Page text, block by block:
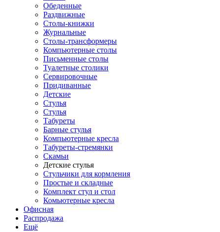
Обеденные
Раздвижные
Столы-книжки
Журнальные
Столы-трансформеры
Компьютерные столы
Письменные столы
Туалетные столики
Сервировочные
Придиванные
Детские
Стулья
Стулья
Табуреты
Барные стулья
Компьютерные кресла
Табуреты-стремянки
Скамьи
Детские стулья
Стульчики для кормления
Простые и складные
Комплект стул и стол
Комьютерные кресла
Офисная
Распродажа
Eщё